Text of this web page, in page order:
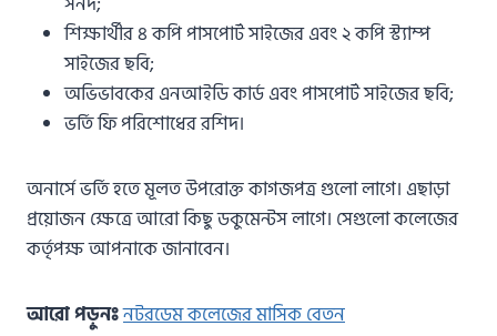
শিক্ষার্থীর ৪ কপি পাসপোর্ট সাইজের এবং ২ কপি স্ট্যাম্প
সাইজের ছবি;
অভিভাবকের এনআইডি কার্ড এবং পাসপোর্ট সাইজের ছবি;
ভর্তি ফি পরিশোধের রশিদ।
অনার্সে ভর্তি হতে মূলত উপরোক্ত কাগজপত্র গুলো লাগে। এছাড়া
প্রয়োজন ক্ষেত্রে আরো কিছু ডকুমেন্টস লাগে। সেগুলো কলেজের
কর্তৃপক্ষ আপনাকে জানাবেন।
আরো পড়ুনঃনটরডেম কলেজের মাসিক বেতন